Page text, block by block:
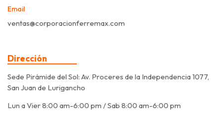
Email
ventas@corporacionferremax.com
Dirección
Sede Pirámide del Sol: Av. Proceres de la Independencia 1077,
San Juan de Lurigancho
Lun a Vier 8:00 am-6:00 pm / Sab 8:00 am-6:00 pm